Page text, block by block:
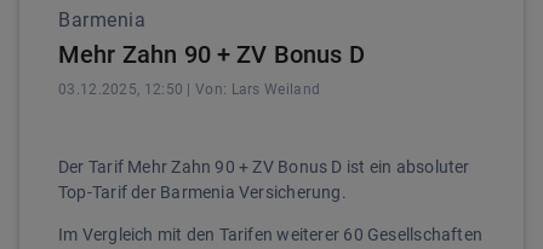
Barmenia
Mehr Zahn 90 + ZV Bonus D
03.12.2025, 12:50 | Von: Lars Weiland
Der Tarif Mehr Zahn 90 + ZV Bonus D ist ein absoluter
Top-Tarif der Barmenia Versicherung.
Im Vergleich mit den Tarifen weiterer 60 Gesellschaften